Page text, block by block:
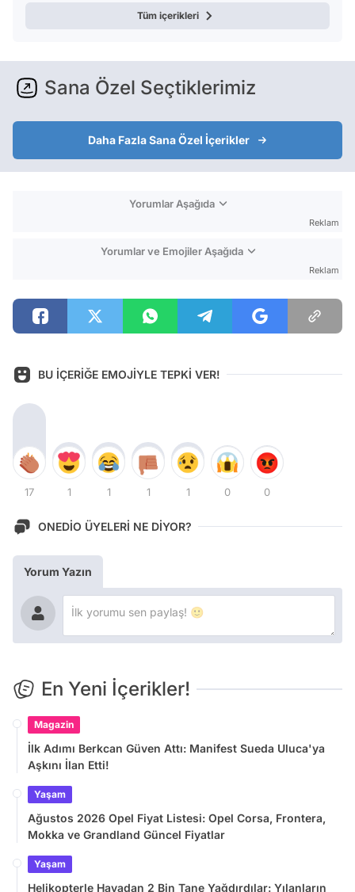
Tüm içerikleri
Sana Özel Seçtiklerimiz
Daha Fazla Sana Özel İçerikler
Yorumlar Aşağıda
Reklam
Yorumlar ve Emojiler Aşağıda
Reklam
BU İÇERİĞE EMOJİYLE TEPKİ VER!
17 1 1 1 1 0 0
ONEDİO ÜYELERİ NE DİYOR?
Yorum Yazın
En Yeni İçerikler!
Magazin
İlk Adımı Berkcan Güven Attı: Manifest Sueda Uluca'ya
Aşkını İlan Etti!
Yaşam
Ağustos 2026 Opel Fiyat Listesi: Opel Corsa, Frontera,
Mokka ve Grandland Güncel Fiyatlar
Yaşam
Helikopterle Havadan 2 Bin Tane Yağdırdılar: Yılanların